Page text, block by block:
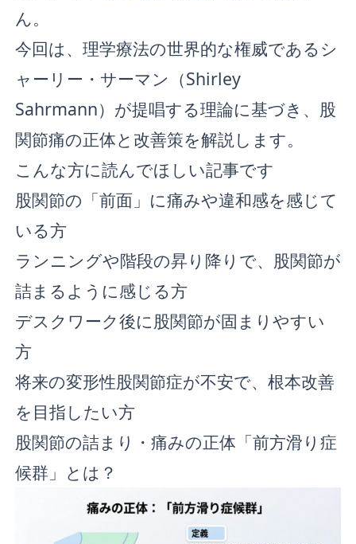
ん。
今回は、理学療法の世界的な権威であるシ
ャーリー・サーマン（Shirley
Sahrmann）が提唱する理論に基づき、股
関節痛の正体と改善策を解説します。
こんな方に読んでほしい記事です
股関節の「前面」に痛みや違和感を感じて
いる方
ランニングや階段の昇り降りで、股関節が
詰まるように感じる方
デスクワーク後に股関節が固まりやすい
方
将来の変形性股関節症が不安で、根本改善
を目指したい方
股関節の詰まり・痛みの正体「前方滑り症
候群」とは？